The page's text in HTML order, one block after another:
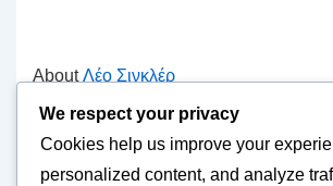
AboutΛέο Σινκλέρ
Ένας παθιασμένος αναλυτής
βλέμμα για το ποδόσφαιρο των νέων, ο
We respect your privacy
Cookies help us improve your
personalized content, and analyze